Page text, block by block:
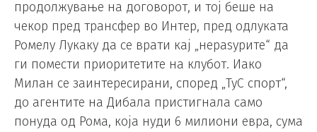
продолжување на договорот, и тој беше на
чекор пред трансфер во Интер, пред одлуката
Ромелу Лукаку да се врати кај „нераѕурите“ да
ги помести приоритетите на клубот. Иако
Милан се заинтересирани, според „ТуС спорт“,
до агентите на Дибала пристигнала само
понуда од Рома, која нуди 6 милиони евра, сума